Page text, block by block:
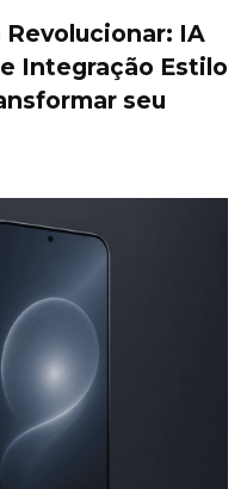
Revolucionar: IA
Integração Estilo
seu